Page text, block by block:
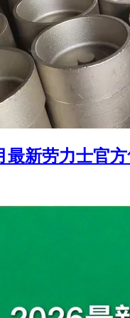
最新劳力士官